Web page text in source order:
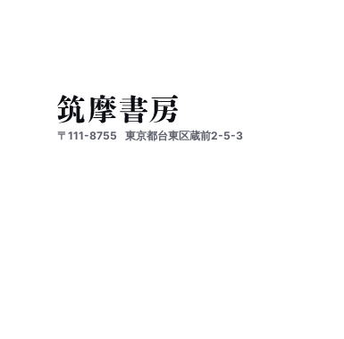
〒111-8755 東京都台東区蔵前2-5-3